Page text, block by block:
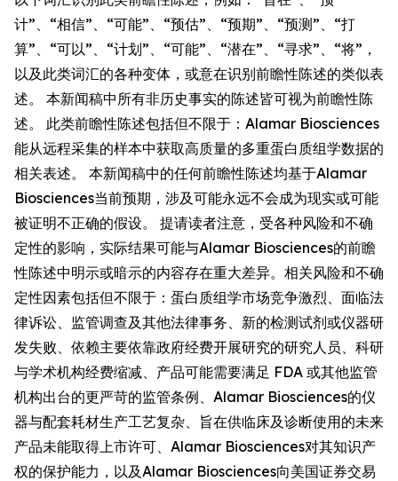
计”、“相信”、“可能”、“预估”、“预期”、“预测”、“打
算”、“可以”、“计划”、“可能”、“潜在”、“寻求”、“将”，
以及此类词汇的各种变体，或意在识别前瞻性陈述的类似表
述。 本新闻稿中所有非历史事实的陈述皆可视为前瞻性陈
述。 此类前瞻性陈述包括但不限于：Alamar Biosciences
能从远程采集的样本中获取高质量的多重蛋白质组学数据的
相关表述。 本新闻稿中的任何前瞻性陈述均基于Alamar
Biosciences当前预期，涉及可能永远不会成为现实或可能
被证明不正确的假设。 提请读者注意，受各种风险和不确
定性的影响，实际结果可能与Alamar Biosciences的前瞻
性陈述中明示或暗示的内容存在重大差异。相关风险和不确
定性因素包括但不限于：蛋白质组学市场竞争激烈、面临法
律诉讼、监管调查及其他法律事务、新的检测试剂或仪器研
发失败、依赖主要依靠政府经费开展研究的研究人员、科研
与学术机构经费缩减、产品可能需要满足 FDA 或其他监管
机构出台的更严苛的监管条例、Alamar Biosciences的仪
器与配套耗材生产工艺复杂、旨在供临床及诊断使用的未来
产品未能取得上市许可、Alamar Biosciences对其知识产
权的保护能力，以及Alamar Biosciences向美国证券交易